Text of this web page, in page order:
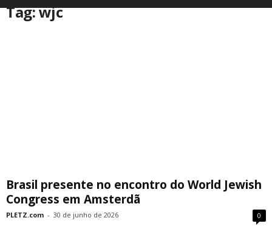
Tag: wjc
Brasil presente no encontro do World Jewish
Congress em Amsterdã
PLETZ.com - 30 de junho de 2026 0